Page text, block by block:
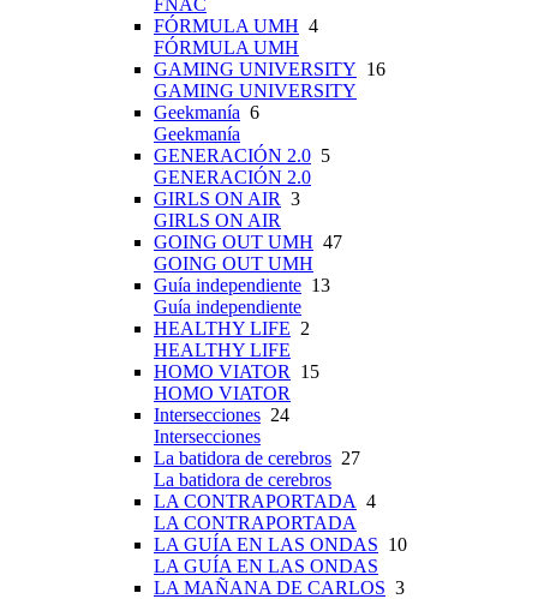
FNAC
FÓRMULA UMH 4
FÓRMULA UMH
GAMING UNIVERSITY 16
GAMING UNIVERSITY
Geekmanía 6
Geekmanía
GENERACIÓN 2.0 5
GENERACIÓN 2.0
GIRLS ON AIR 3
GIRLS ON AIR
GOING OUT UMH 47
GOING OUT UMH
Guía independiente 13
Guía independiente
HEALTHY LIFE 2
HEALTHY LIFE
HOMO VIATOR
15
HOMO VIATOR
Intersecciones 24
Intersecciones
La batidora de cerebros 27
La batidora de cerebros
LA CONTRAPORTADA 4
LA CONTRAPORTADA
LA GUÍA EN LAS ONDAS 10
LA GUÍA EN LAS ONDAS
LA MAÑANA DE CARLOS 3